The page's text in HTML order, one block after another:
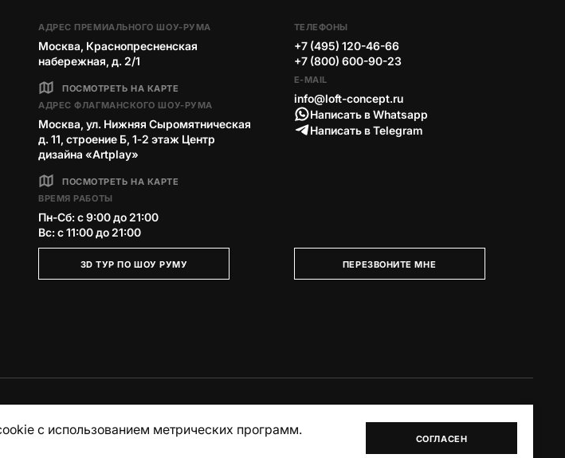
АДРЕС ПРЕМИАЛЬНОГО ШОУ-РУМА
Москва, Краснопресненская
набережная, д. 2/1
ПОСМОТРЕТЬ НА КАРТЕ
АДРЕС ФЛАГМАНСКОГО ШОУ-РУМА
Москва, ул. Нижняя Сыромятническая
д. 11, строение Б, 1‑2 этаж Центр
дизайна «Artplay»
ПОСМОТРЕТЬ НА КАРТЕ
ВРЕМЯ РАБОТЫ
Пн-Сб: с 9:00 до 21:00
Вс: с 11:00 до 21:00
3D ТУР ПО ШОУ РУМУ
ТЕЛЕФОНЫ
+7 (495) 120-46-66
+7 (800) 600-90-23
E-MAIL
info@loft-concept.ru
Написать в Whatsapp
Написать в Telegram
ПЕРЕЗВОНИТЕ МНЕ
с использованием метрических программ.
СОГЛАСЕН